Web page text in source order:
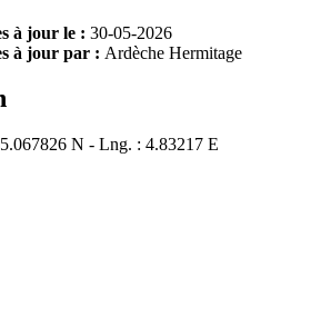
à jour le : 30-05-2026
à jour par : Ardèche Hermitage
N - Lng. : 4.83217 E